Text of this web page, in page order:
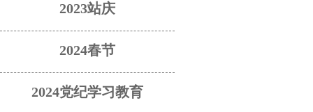
2023站庆
2024春节
2024党纪学习教育